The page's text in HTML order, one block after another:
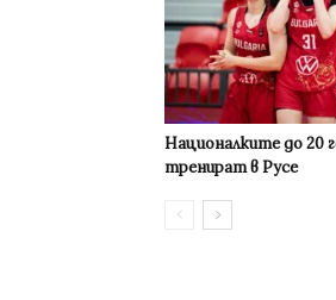
Националките до 20
тренират в Русе